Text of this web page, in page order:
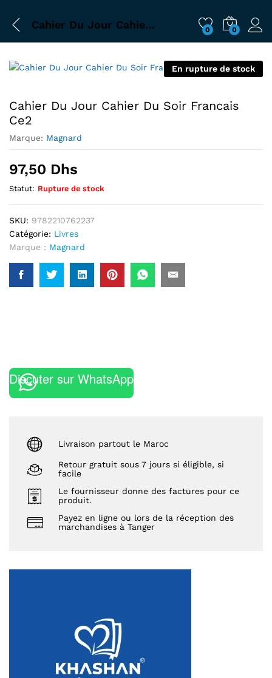
Cahier Du Jour Cahier Du Soir Francais Ce2 0 0
En rupture de stock
Cahier Du Jour Cahier Du Soir Francais
Ce2
Marque: Magnard
97,50 Dhs
Statut: Rupture de stock
SKU: 9782210762237
Catégorie: Livres
Marque : Magnard
Discuter sur WhatsApp
Livraison partout le Maroc
Retour gratuit sous 7 jours si éligible, si
facile
Le fournisseur donne des factures pour ce
produit.
Payez en ligne ou lors de la réception des
marchandises à Tanger